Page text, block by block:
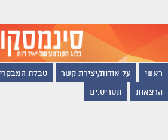
ראשי על אודות/יצירת קשר טבלת
הרצאות תסריט.ים